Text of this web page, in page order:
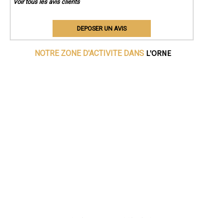
Voir tous les avis clients
DEPOSER UN AVIS
NOTRE ZONE D'ACTIVITE DANS L'ORNE